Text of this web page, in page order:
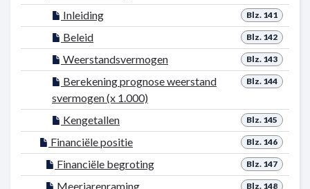
Blz. 141
Inleiding
Blz. 142
Beleid
Blz. 143
Weerstandsvermogen
Blz. 144
Berekening prognose weerstand
svermogen (x 1.000)
Blz. 145
Kengetallen
Blz. 146
Financiële positie
Blz. 147
Financiële begroting
Blz. 148
Meerjarenraming